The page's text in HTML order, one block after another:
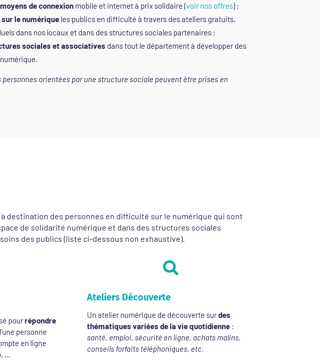
de connexion mobile et internet à prix solidaire (voir nos offres) ;
le numérique les publics en difficulté à travers des ateliers gratuits,
dans nos locaux et dans des structures sociales partenaires ;
sociales et associatives dans tout le département à développer des
personnes orientées par une structure sociale peuvent être prises en
destination des personnes en difficulté sur le numérique qui sont
de solidarité numérique et dans des structures sociales
des publics (liste ci-dessous non exhaustive).
pourrépondre
personne
en ligne
…

Ateliers Découverte
Un atelier numérique de découverte surdes
thématiques variées de la vie quotidienne:
santé, emploi, sécurité en ligne, achats malins,
conseils forfaits téléphoniques, etc.